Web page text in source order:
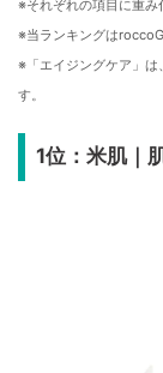
※それぞれの項目に重み
※当ランキングは
※「エイジングケア」
す。
1位：米肌｜